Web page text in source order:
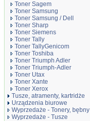
Toner Sagem
Toner Samsung
Toner Samsung / Dell
Toner Sharp
Toner Siemens
Toner Tally
Toner TallyGenicom
Toner Toshiba
Toner Triumph Adler
Toner Triumph-Adler
Toner Utax
Toner Xante
Toner Xerox
Tusze, atramenty, kartridże
Urządzenia biurowe
Wyprzedaże - Tonery, bębny
Wyprzedaże - Tusze